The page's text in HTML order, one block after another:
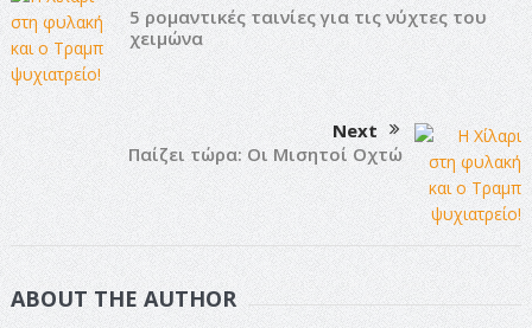
5 ρομαντικές ταινίες για τις νύχτες του
χειμώνα
Next
Παίζει τώρα: Οι Μισητοί Οχτώ
ABOUT THE AUTHOR